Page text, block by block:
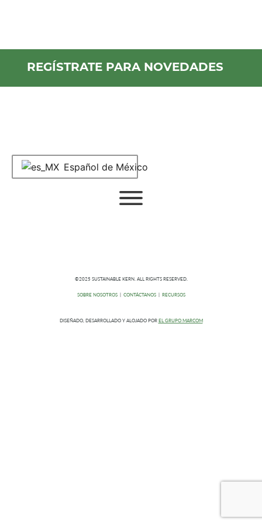
REGÍSTRATE PARA NOVEDADES
Español de México
1998
©2025 SUSTAINABLE KERN. ALL RIGHTS RESERVED.
SOBRE NOSOTROS| CONTÁCTANOS| RECURSOS
DISEÑADO, DESARROLLADO Y ALOJADO POREL GRUPO MARCOM